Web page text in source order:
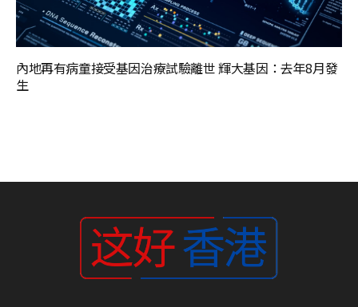
內地再有病童接受基因治療試驗離世 輝大基因：去年8月發
生